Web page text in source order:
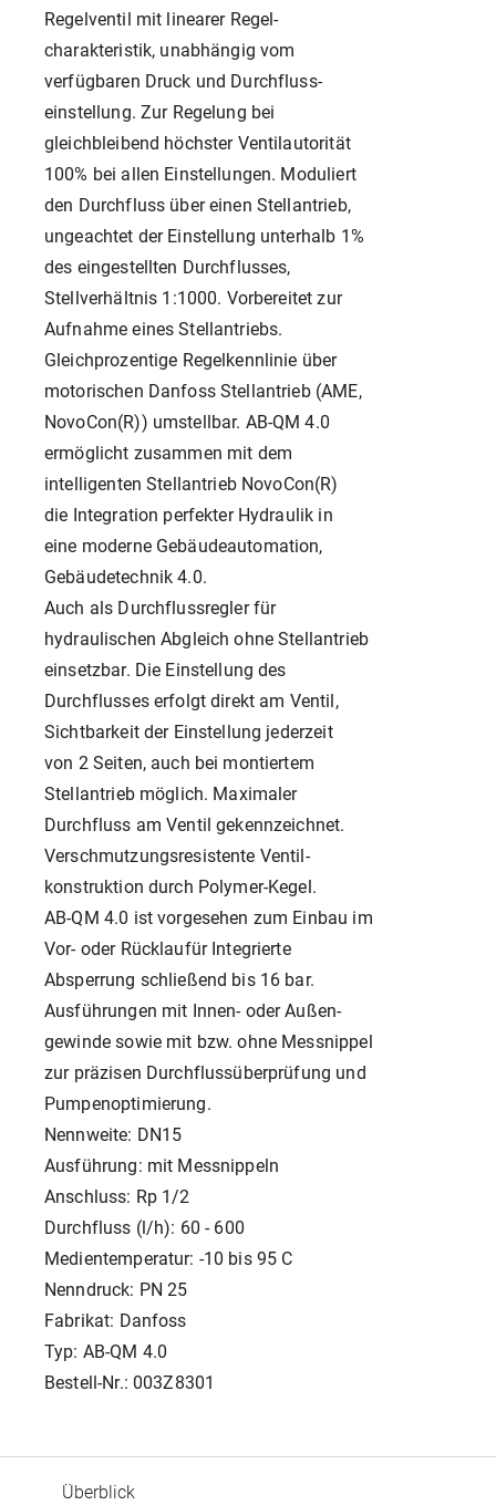
Regelventil mit linearer Regel-
charakteristik, unabhängig vom
verfügbaren Druck und Durchfluss-
einstellung. Zur Regelung bei
gleichbleibend höchster Ventilautorität
100% bei allen Einstellungen. Moduliert
den Durchfluss über einen Stellantrieb,
ungeachtet der Einstellung unterhalb 1%
des eingestellten Durchflusses,
Stellverhältnis 1:1000. Vorbereitet zur
Aufnahme eines Stellantriebs.
Gleichprozentige Regelkennlinie über
motorischen Danfoss Stellantrieb (AME,
NovoCon(R)) umstellbar. AB-QM 4.0
ermöglicht zusammen mit dem
intelligenten Stellantrieb NovoCon(R)
die Integration perfekter Hydraulik in
eine moderne Gebäudeautomation,
Gebäudetechnik 4.0.
Auch als Durchflussregler für
hydraulischen Abgleich ohne Stellantrieb
einsetzbar. Die Einstellung des
Durchflusses erfolgt direkt am Ventil,
Sichtbarkeit der Einstellung jederzeit
von 2 Seiten, auch bei montiertem
Stellantrieb möglich. Maximaler
Durchfluss am Ventil gekennzeichnet.
Verschmutzungsresistente Ventil-
konstruktion durch Polymer-Kegel.
AB-QM 4.0 ist vorgesehen zum Einbau im
Vor- oder Rücklaufür Integrierte
Absperrung schließend bis 16 bar.
Ausführungen mit Innen- oder Außen-
gewinde sowie mit bzw. ohne Messnippel
zur präzisen Durchflussüberprüfung und
Pumpenoptimierung.
Nennweite: DN15
Ausführung: mit Messnippeln
Anschluss: Rp 1/2
Durchfluss (l/h): 60 - 600
Medientemperatur: -10 bis 95 C
Nenndruck: PN 25
Fabrikat: Danfoss
Typ: AB-QM 4.0
Bestell-Nr.: 003Z8301
Überblick